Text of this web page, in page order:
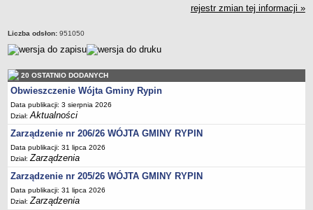
Dług publiczny
Realizacja inwestycji
Sprawozdania z wykonania budżetu
Sprawozdania kwartalne RB
Sprawozdania finansowe
Informacje z wykonania budżetu gminy (w tym ulgi, odroczenia)
Interpretacje indywidualne
SPRAWY DO ZAŁATWIENIA
BUDOWA PRZYDOMOWYCH OCZYSZCZALNI ŚCIEKÓW -
DOFINANSOWANIE
Preferencyjny zakup węgla
rejestr zmian tej informacji »
Liczba odsłon: 951050
20 OSTATNIO DODANYCH
Obwieszczenie Wójta Gminy Rypin
Data publikacji: 3 sierpnia 2026
Dział:Aktualności
Zarządzenie nr 206/26 WÓJTA GMINY RYPIN
Data publikacji: 31 lipca 2026
Dział:Zarządzenia
Zarządzenie nr 205/26 WÓJTA GMINY RYPIN
Data publikacji: 31 lipca 2026
Dział:Zarządzenia